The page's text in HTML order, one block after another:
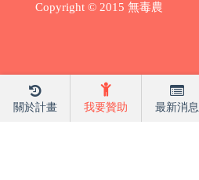
關於計畫 我要贊助 最新消息
Copyright © 2015 無毒農